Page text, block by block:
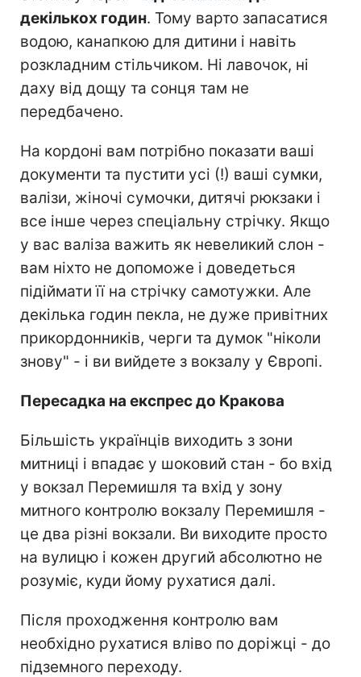
декількох годин. Тому варто запасатися
водою, канапкою для дитини і навіть
розкладним стільчиком. Ні лавочок, ні
даху від дощу та сонця там не
передбачено.
На кордоні вам потрібно показати ваші
документи та пустити усі (!) ваші сумки,
валізи, жіночі сумочки, дитячі рюкзаки і
все інше через спеціальну стрічку. Якщо
у вас валіза важить як невеликий слон -
вам ніхто не допоможе і доведеться
підіймати її на стрічку самотужки. Але
декілька годин пекла, не дуже привітних
прикордонників, черги та думок "ніколи
знову" - і ви вийдете з вокзалу у Європі.
Пересадка на експрес до Кракова
Більшість українців виходить з зони
митниці і впадає у шоковий стан - бо вхід
у вокзал Перемишля та вхід у зону
митного контролю вокзалу Перемишля -
це два різні вокзали. Ви виходите просто
на вулицю і кожен другий абсолютно не
розуміє, куди йому рухатися далі.
Після проходження контролю вам
необхідно рухатися вліво по доріжці - до
підземного переходу.